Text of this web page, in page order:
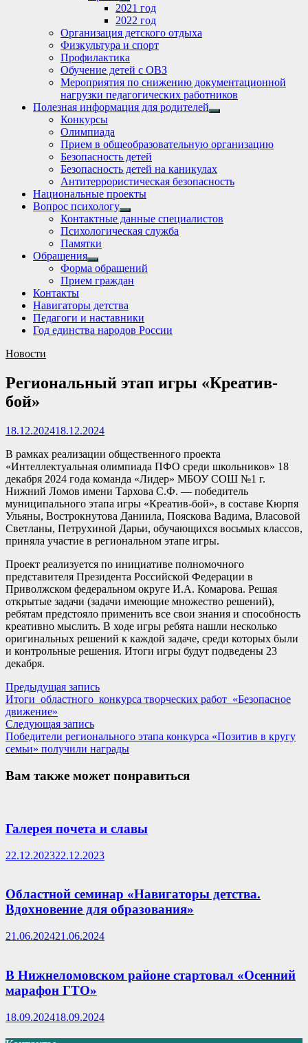
Show
sub
menu
2021 год
2022 год
Организация детского отдыха
Физкультура и спорт
Профилактика
Обучение детей с ОВЗ
Мероприятия по снижению документационной
нагрузки педагогических работников
Полезная информация для родителей
Show
Конкурсы
Олимпиада
Прием в общеобразовательную организацию
Безопасность детей
Безопасность детей на каникулах
Антитеррористическая безопасность
Национальные проекты
Вопрос психологу
Show
sub
menu
Контактные данные специалистов
Психологическая служба
Памятки
Обращения
Show
sub
menu
Форма обращений
Прием граждан
Контакты
Навигаторы детства
Педагоги и наставники
Год единства народов России
Новости
Региональный этап игры «Креатив-
бой»
18.12.202418.12.2024
В рамках реализации общественного проекта
«Интеллектуальная олимпиада ПФО среди школьников» 18
декабря 2024 года команда «Лидер» МБОУ СОШ №1 г.
Нижний Ломов имени Тархова С.Ф. — победитель
муниципального этапа игры «Креатив-бой», в составе Кюрпя
Ульяны, Вострокнутова Даниила, Пояскова Вадима, Власовой
Светланы, Петрухиной Дарьи, обучающихся восьмых классов,
приняла участие в региональном этапе игры.
Проект реализуется по инициативе полномочного
представителя Президента Российской Федерации в
Приволжском федеральном округе И.А. Комарова. Решая
открытые задачи (задачи имеющие множество решений),
ребятам предстояло применить все свои знания и способность
креативно мыслить. В ходе игры ребята нашли несколько
оригинальных решений к каждой задаче, среди которых были
и контрольные решения. Итоги игры будут подведены 23
декабря.
Навигация
по
записям
Предыдущая записьПредыдущая
запись:
Итоги областного конкурса творческих работ «Безопасное
движение»
Следующая записьСледующая
запись:
Победители регионального этапа конкурса «Позитив в кругу
семьи» получили награды
Вам также может понравиться
Галерея почета и славы
22.12.202322.12.2023
Областной семинар «Навигаторы детства.
Вдохновение для образования»
21.06.202421.06.2024
В Нижнеломовском районе стартовал «Осенний
марафон ГТО»
18.09.202418.09.2024